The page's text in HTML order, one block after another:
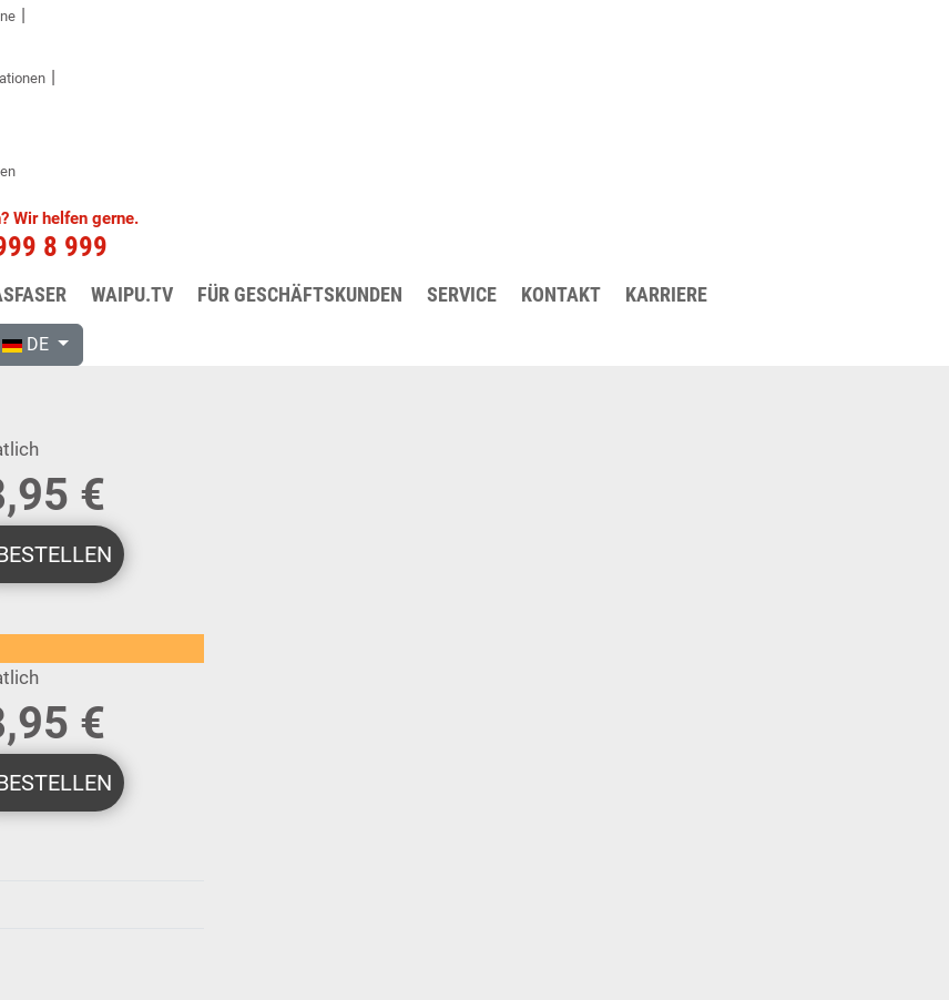
Wir helfen gerne.
8 999
WAIPU.TV FÜR GESCHÄFTSKUNDEN SERVICE KONTAKT KARRIERE
DE
von VEGA-net
angeschlossen ist, können Sie über unseren Verfügbarkeitscheck herausfinden.
€
€